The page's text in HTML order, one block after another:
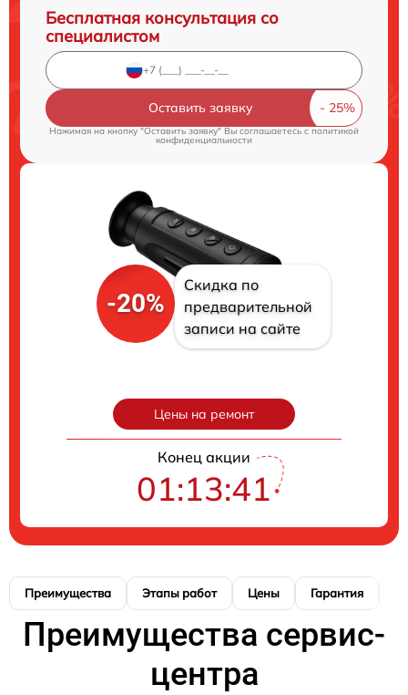
Бесплатная консультация со
специалистом
Оставить заявку
Нажимая на кнопку "Оставить заявку" Вы соглашаетесь cполитикой
конфиденциальности
-20%
Скидка по
предварительной
записи на сайте
Цены на ремонт
Конец акции
01:13:40
Преимущества Этапы работ Цены Гарантия
Преимущества сервис-
центра